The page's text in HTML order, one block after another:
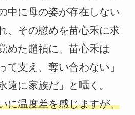
中に母の姿が存在しない
、その慰めを苗心禾に求
めた趙禎に、苗心禾は
て支え、奪い合わない」
遠に家族だ」と囁く。
に温度差を感じますが、